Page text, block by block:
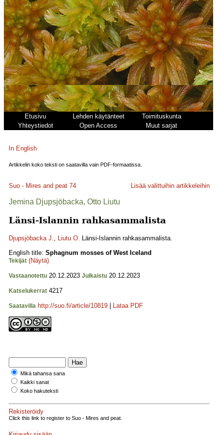
Etusivu Lehden käytänteet
Toimituskunta
Yhteystiedot
Open Access Muut sarjat
In English
Artikkelin koko teksti on saatavilla vain PDF-formaatissa.
Suo - Mires and peat 74 Lisää valittuihin artikkeleihin
Jemina Djupsjöbacka, Otto Liutu
Länsi-Islannin rahkasammalista
Djupsjöbacka J., Liutu O. Länsi-Islannin rahkasammalista.
English title: Sphagnum mosses of West Iceland
Tekijät (Näytä)
Vastaanotettu 20.12.2023 Julkaistu 20.12.2023
Katselukerrat 4217
Saatavilla http://suo.fi/article/10819 Lataa PDF
Mikä tahansa sana
Kaikki sanat
Koko hakuteksti
Rekisteröidy
Click this link to register to Suo - Mires and peat.